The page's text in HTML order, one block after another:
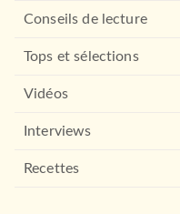
Conseils de lecture
Tops et sélections
Vidéos
Interviews
Recettes